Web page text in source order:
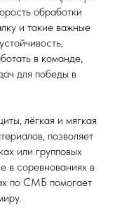
обработки
и такие важные
в команде,
для победы в
лёгкая и мягкая
позволяет
или групповых
в соревнованиях в
по СМБ помогает